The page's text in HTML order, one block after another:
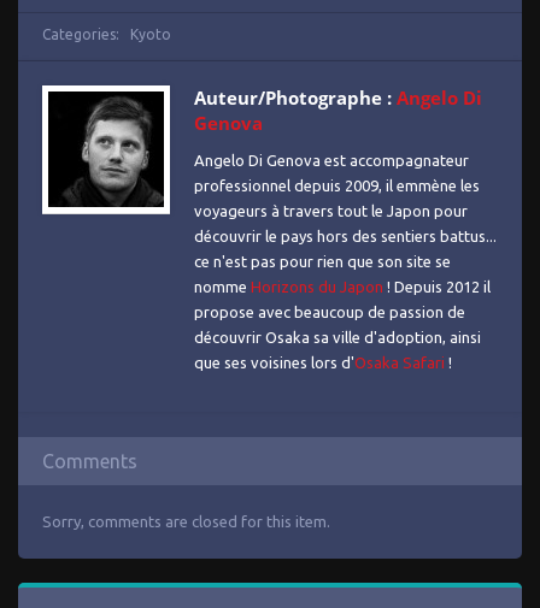
Categories: Kyoto
Auteur/Photographe : Angelo Di
Genova
Angelo Di Genova est accompagnateur
professionnel depuis 2009, il emmène les
voyageurs à travers tout le Japon pour
découvrir le pays hors des sentiers battus...
ce n'est pas pour rien que son site se
nomme Horizons du Japon ! Depuis 2012 il
propose avec beaucoup de passion de
découvrir Osaka sa ville d'adoption, ainsi
que ses voisines lors d'Osaka Safari !
Comments
Sorry, comments are closed for this item.